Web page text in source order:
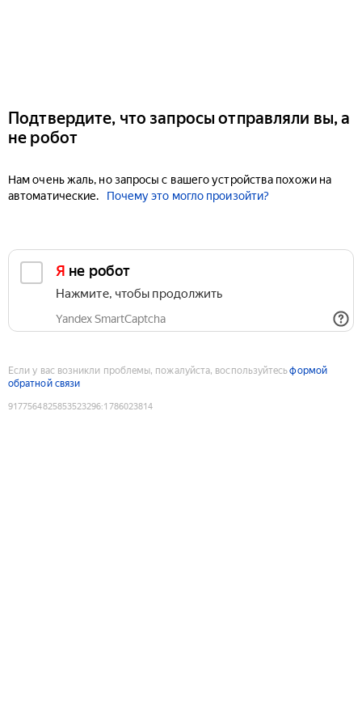
Подтвердите, что запросы отправляли вы, а
не робот
Нам очень жаль, но запросы с вашего устройства похожи на
автоматические.
Почему это могло произойти?
Я не робот
Нажмите, чтобы продолжить
Yandex SmartCaptcha
Если у вас возникли проблемы, пожалуйста, воспользуйтесьформой
обратной связи
9177564825853523296:1786023814